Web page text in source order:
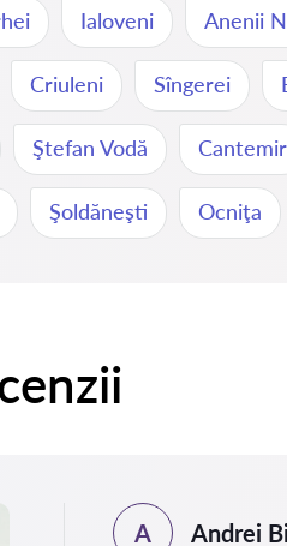
Ialoveni Anenii
Criuleni Sîngerei
Ştefan Vodă Cantemir
Şoldăneşti Ocniţa
A Andrei